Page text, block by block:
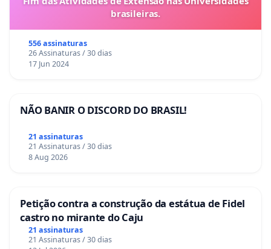
brasileiras.
556 assinaturas
26 Assinaturas / 30 dias
17 Jun 2024
NÃO BANIR O DISCORD DO BRASIL!
21 assinaturas
21 Assinaturas / 30 dias
8 Aug 2026
Petição contra a construção da estátua de Fidel
castro no mirante do Caju
21 assinaturas
21 Assinaturas / 30 dias